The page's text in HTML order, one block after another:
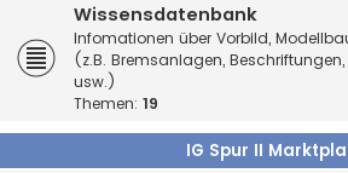
Wissensdatenbank
Infomationen über Vorbild,
(z.B. Bremsanlagen,
usw.)
Themen: 19
IG Spur II